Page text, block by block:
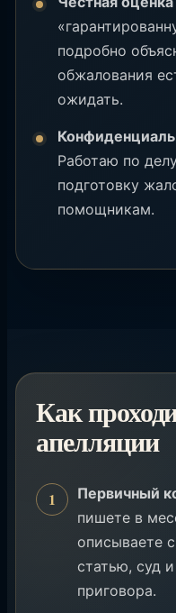
подробно
обжалования
ожидать.
Работаю по
подготовку
помощникам.
Как
апелляции
Первичный
пишете в
описываете
статью, суд
приговора.